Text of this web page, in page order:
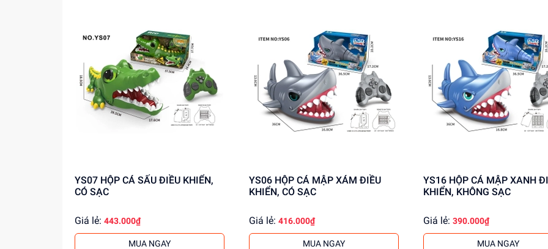
YS07 HỘP CÁ SẤU ĐIỀU KHIỂN,
CÓ SẠC
Giá lẻ: 443.000₫
MUA NGAY
YS06 HỘP CÁ MẬP XÁM ĐIỀU
KHIỂN, CÓ SẠC
Giá lẻ: 416.000₫
MUA NGAY
YS16 HỘP CÁ MẬP XANH ĐIỀU
KHIỂN, KHÔNG SẠC
Giá lẻ: 390.000₫
MUA NGAY